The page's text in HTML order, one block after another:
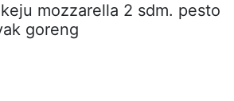
mozzarella 2 sdm. pesto
goreng